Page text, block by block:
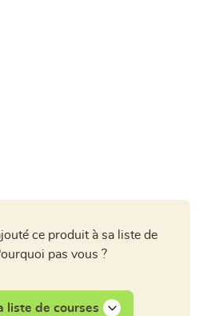
ce produit à sa liste de
pas vous ?
liste de courses